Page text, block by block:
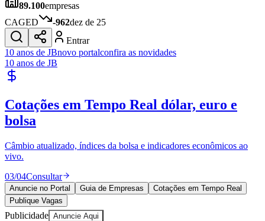
Gastronomia
Cinema & Shows
JogosNovo
Para Sua Empresa
Publicidade Legal
Política
Esportes
Cultura
Meio Ambiente
Obras
Educação
89.100empresas
CAGED
-962dez de 25
Entrar
10 anos de JBnovo portalconfira as novidades
10 anos de JB
Cotações em Tempo Real dólar, euro e
bolsa
Câmbio atualizado, índices da bolsa e indicadores econômicos ao
vivo.
03/04Consultar
Anuncie no Portal Guia de Empresas
Cotações em Tempo Real
Publique Vagas
Publicidade Anuncie Aqui